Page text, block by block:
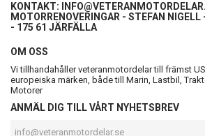
KONTAKT:
MOTORRENOVERINGAR - STEFAN
- 175 61 JÄRFÄLLA
OM OSS
Vi tillhandahåller veteranmotordelar till främst
europeiska märken, både till Marin, Lastbil,
Motorer
ANMÄL DIG TILL VÅRT NYHETSBREV